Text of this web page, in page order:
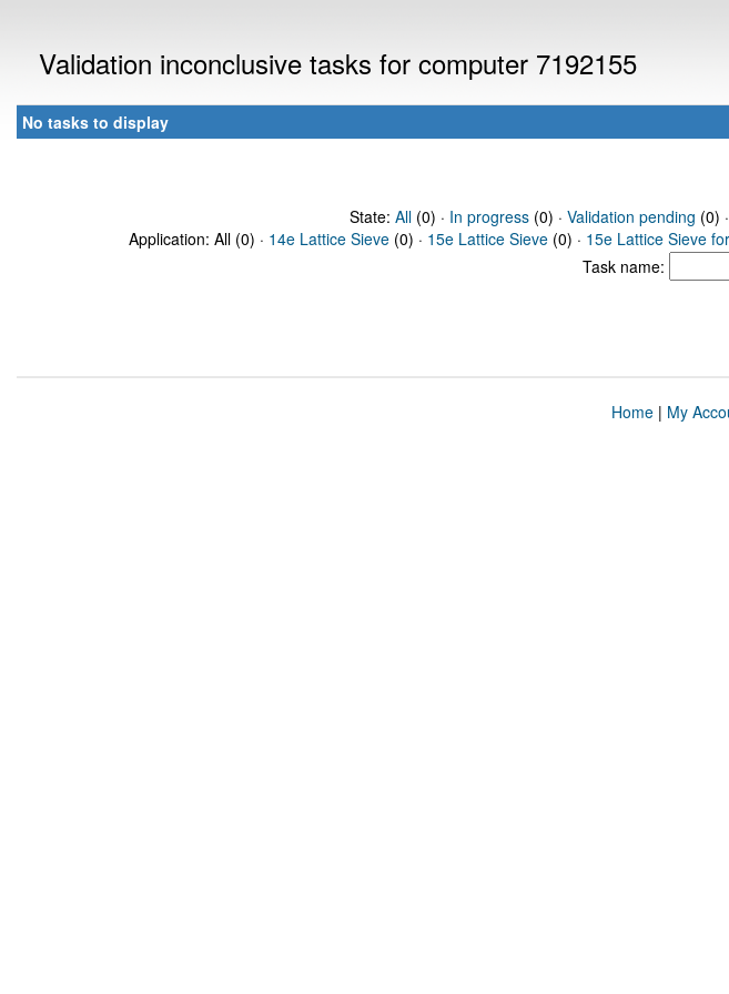
Validation inconclusive tasks for computer 7192155
No tasks to display
State: All(0) · In progress(0) · Validation pending (0)
Application: All (0) · 14e Lattice Sieve (0) · 15e Lattice Sieve (0) · 15e Lattice Sieve
Task name:
Home| My